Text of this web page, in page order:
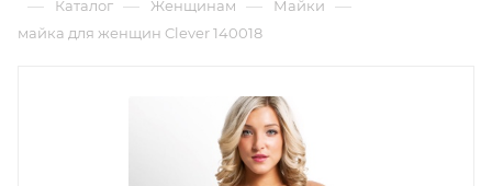
— Каталог — Женщинам — Майки —
майка для женщин Clever 140018